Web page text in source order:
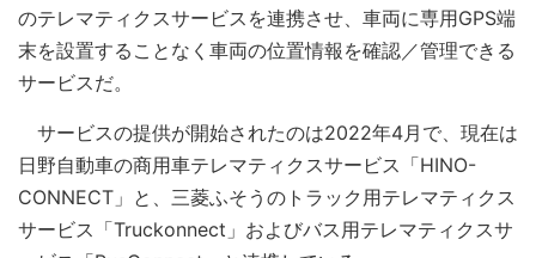
のテレマティクスサービスを連携させ、車両に専用GPS端
末を設置することなく車両の位置情報を確認／管理できる
サービスだ。
サービスの提供が開始されたのは2022年4月で、現在は
日野自動車の商用車テレマティクスサービス「HINO-
CONNECT」と、三菱ふそうのトラック用テレマティクス
サービス「Truckonnect」およびバス用テレマティクスサ